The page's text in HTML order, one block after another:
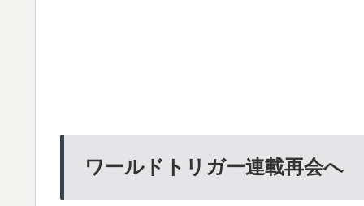
ワールドトリガー連載再会へ